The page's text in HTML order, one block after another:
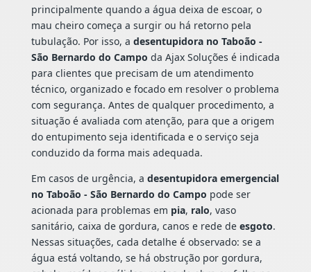
principalmente quando a água deixa de escoar, o
mau cheiro começa a surgir ou há retorno pela
tubulação. Por isso, a desentupidora no Taboão -
São Bernardo do Campo da Ajax Soluções é indicada
para clientes que precisam de um atendimento
técnico, organizado e focado em resolver o problema
com segurança. Antes de qualquer procedimento, a
situação é avaliada com atenção, para que a origem
do entupimento seja identificada e o serviço seja
conduzido da forma mais adequada.
Em casos de urgência, a desentupidora emergencial
no Taboão - São Bernardo do Campo pode ser
acionada para problemas em pia, ralo, vaso
sanitário, caixa de gordura, canos e rede de esgoto.
Nessas situações, cada detalhe é observado: se a
água está voltando, se há obstrução por gordura,